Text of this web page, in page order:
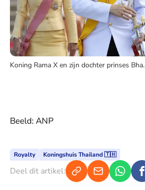
Koning Rama X en zijn dochter prinses Bha.
Beeld: ANP
Royalty Koningshuis Thailand 🇹🇭
Deel dit artikel: